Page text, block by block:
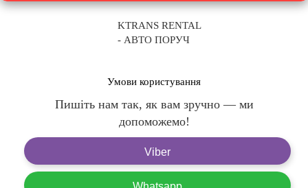
KTRANS RENTAL
- АВТО ПОРУЧ
Умови користування
Пишіть нам так, як вам зручно — ми
допоможемо!
Viber